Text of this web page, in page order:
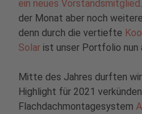
ein neues Vorstandsmitglied
der Monat aber noch
denn durch die vertiefte
Solar ist unser Portfolio nun
Mitte des Jahres durften
Highlight für 2021
Flachdachmontagesystem